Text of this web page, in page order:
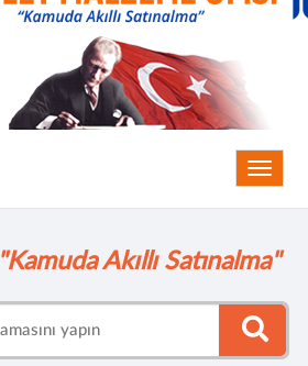
"Kamuda Akıllı Satınalma"